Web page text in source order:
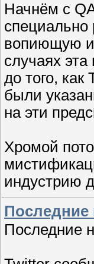
Начнём с
вопиющую
случаях
до того,
были
на эти
Хромой
индустрию
Последние
Последние